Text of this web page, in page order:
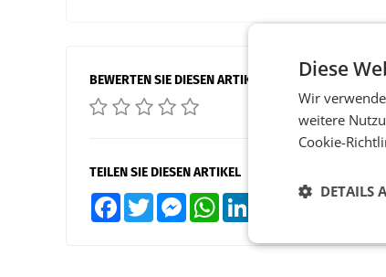
BEWERTEN SIE DIESEN ARTIKEL
TEILEN SIE DIESEN ARTIKEL
FacebookTwitter MessengerWhatsApp XING Teilen
Diese
Wir
weitere
Cookie-
DETAILS